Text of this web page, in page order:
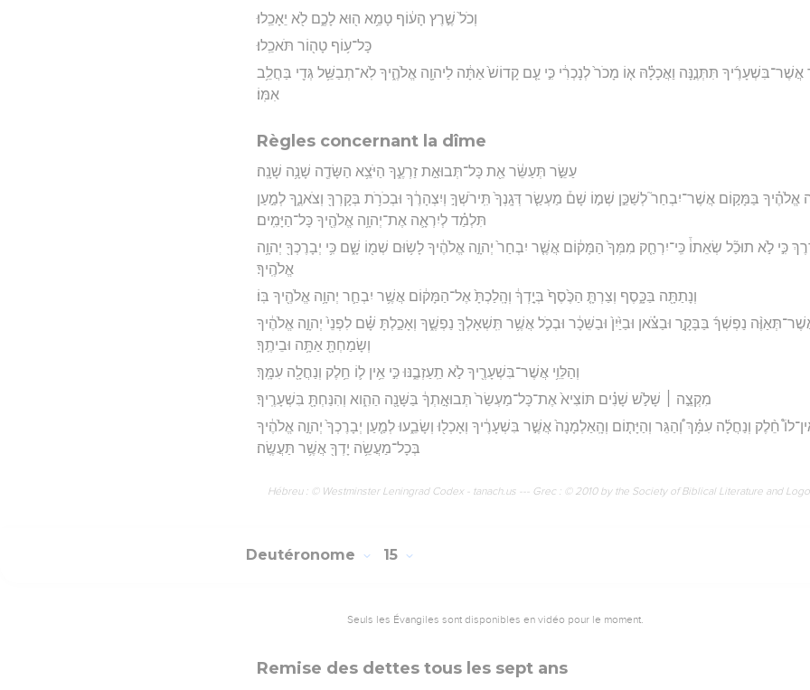
וְכֹל֙ שֶׁ֣רֶץ הָע֔וֹף טָמֵ֥א ה֖וּא לָכֶ֑ם לֹ֖א יֵאָכֵֽלוּ׃
כָּל־ע֥וֹף טָה֖וֹר תֹּאכֵֽלוּ׃
אֲשֶׁר־בִּשְׁעָרֶ֜יךָ תִּתְּנֶ֣נָּה וַאֲכָלָ֗הּ א֤וֹ מָכֹר֙ לְנָכְרִ֔י כִּ֣י עַ֤ם קָדוֹשׁ֙ אַתָּ֔ה לַיהוָ֖ה אֱלֹהֶ֑יךָ לֹֽא־תְבַשֵּׁ֥ל גְּדִ֖י בַּחֲלֵ֥ב
אִמּֽוֹ׃
Règles concernant la dîme
עַשֵּׂ֣ר תְּעַשֵּׂ֔ר אֵ֖ת כָּל־תְּבוּאַ֣ת זַרְעֶ֑ךָ הַיֹּצֵ֥א הַשָּׂדֶ֖ה שָׁנָ֥ה שָׁנָֽה׃
אֱלֹהֶ֗יךָ בַּמָּק֣וֹם אֲשֶׁר־יִבְחַר֮ לְשַׁכֵּ֣ן שְׁמ֣וֹ שָׁם֒ מַעְשַׂ֤ר דְּגָֽנְךָ֙ תִּֽירֹשְׁךָ֣ וְיִצְהָרֶ֔ךָ וּבְכֹרֹ֥ת בְּקָרְךָ֖ וְצֹאנֶ֑ךָ לְמַ֣עַן
תִּלְמַ֗ד לְיִרְאָ֛ה אֶת־יְהוָ֥ה אֱלֹהֶ֖יךָ כָּל־הַיָּמִֽים׃
כִּ֣י לֹ֣א תוּכַ֘ל שְׂאֵתוֹ֒ כִּֽי־יִרְחַ֤ק מִמְּךָ֙ הַמָּק֔וֹם אֲשֶׁ֤ר יִבְחַר֙ יְהוָ֣ה אֱלֹהֶ֔יךָ לָשׂ֥וּם שְׁמ֖וֹ שָׁ֑ם כִּ֥י יְבָרֶכְךָ֖ יְהוָ֥ה
אֱלֹהֶֽיךָ׃
וְנָתַתָּ֖ה בַּכָּ֑סֶף וְצַרְתָּ֤ הַכֶּ֙סֶף֙ בְּיָ֣דְךָ֔ וְהָֽלַכְתָּ֙ אֶל־הַמָּק֔וֹם אֲשֶׁ֥ר יִבְחַ֛ר יְהוָ֥ה אֱלֹהֶ֖יךָ בּֽוֹ׃
נַפְשְׁךָ֜ בַּבָּקָ֣ר וּבַצֹּ֗אן וּבַיַּ֙יִן֙ וּבַשֵּׁכָ֔ר וּבְכֹ֛ל אֲשֶׁ֥ר תִּֽשְׁאָלְךָ֖ נַפְשֶׁ֑ךָ וְאָכַ֣לְתָּ שָּׁ֗ם לִפְנֵי֙ יְהוָ֣ה אֱלֹהֶ֔יךָ
וְשָׂמַחְתָּ֖ אַתָּ֥ה וּבֵיתֶֽךָ׃
וְהַלֵּוִ֥י אֲשֶׁר־בִּשְׁעָרֶ֖יךָ לֹ֣א תַֽעַזְבֶ֑נּוּ כִּ֣י אֵ֥ין ל֛וֹ חֵ֥לֶק וְנַחֲלָ֖ה עִמָּֽךְ׃
מִקְצֵ֣ה ׀ שָׁלֹ֣שׁ שָׁנִ֗ים תּוֹצִיא֙ אֶת־כָּל־מַעְשַׂר֙ תְּבוּאָ֣תְךָ֔ בַּשָּׁנָ֖ה הַהִ֑וא וְהִנַּחְתָּ֖ בִּשְׁעָרֶֽיךָ׃
חֵ֨לֶק וְנַחֲלָ֜ה עִמָּ֗ךְ וְ֠הַגֵּר וְהַיָּת֤וֹם וְהָֽאַלְמָנָה֙ אֲשֶׁ֣ר בִּשְׁעָרֶ֔יךָ וְאָכְל֖וּ וְשָׂבֵ֑עוּ לְמַ֤עַן יְבָרֶכְךָ֙ יְהוָ֣ה אֱלֹהֶ֔יךָ
בְּכָל־מַעֲשֵׂ֥ה יָדְךָ֖ אֲשֶׁ֥ר תַּעֲשֶֽׂה׃
Hébreu : © Westminster Leningrad Codex - tanach.us --- Grec : © 2010 by the Society of Biblical Literature and
Deutéronome 15
Seuls les Évangiles sont disponibles en vidéo pour le moment.
Remise des dettes tous les sept ans